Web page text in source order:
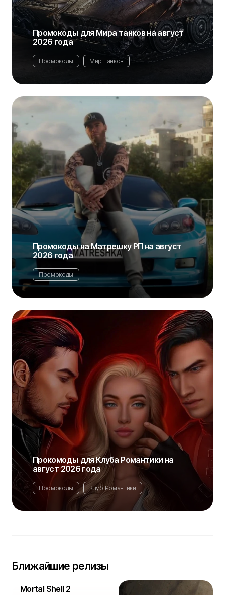
Промокоды для Мира танков на август
2026 года
Промокоды Мир танков
Промокоды на Матрешку РП на август
2026 года
Промокоды
Прокомоды для Клуба Романтики на
август 2026 года
Промокоды Клуб Романтики
Ближайшие релизы
Mortal Shell 2